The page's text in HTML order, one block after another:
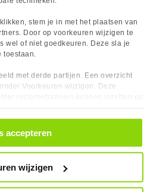
stem je in met het plaatsen van
Door op voorkeuren wijzigen te
wel of niet goedkeuren. Deze sla je
met derde partijen. Een overzicht
Voorkeuren wijzigen. Deze
toestemming altijd intrekken, dit doe je
te klikken op ‘Cookievoorkeuren’
accepteren
wijzigen
AA13 40x
Meest getoonde prijs
24,95
1 werkdag (maandag)
mm